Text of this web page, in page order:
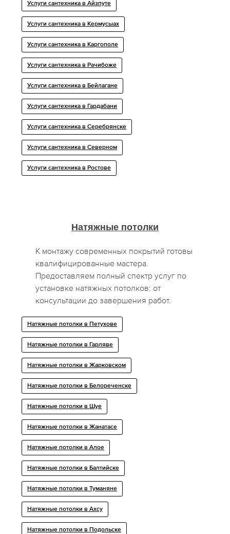
Услуги сантехника в Айзпуте
Услуги сантехника в Кермусыах
Услуги сантехника в Каргополе
Услуги сантехника в Рачибоже
Услуги сантехника в Бейлагане
Услуги сантехника в Гардабани
Услуги сантехника в Серебрянске
Услуги сантехника в Северном
Услуги сантехника в Ростове
Натяжные потолки
К монтажу современных покрытий готовы
квалифицированные мастера.
Предоставляем полный спектр услуг по
установке натяжных потолков: от
консультации до завершения работ.
Натяжные потолки в Петухове
Натяжные потолки в Гарляве
Натяжные потолки в Жарковском
Натяжные потолки в Белореченске
Натяжные потолки в Шуе
Натяжные потолки в Жанатасе
Натяжные потолки в Алое
Натяжные потолки в Балтийске
Натяжные потолки в Туманяне
Натяжные потолки в Ахсу
Натяжные потолки в Подольске